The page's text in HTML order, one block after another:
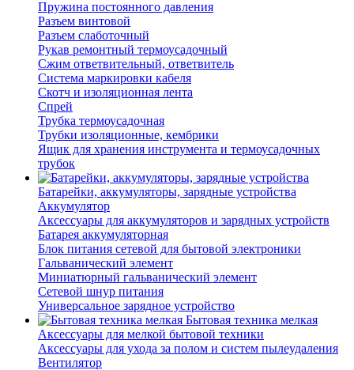
Пружина постоянного давления
Разъем винтовой
Разъем слаботочный
Рукав ремонтный термоусадочный
Сжим ответвительный, ответвитель
Система маркировки кабеля
Скотч и изоляционная лента
Спрей
Трубка термоусадочная
Трубки изоляционные, кембрики
Ящик для хранения инструмента и термоусадочных
трубок
Батарейки, аккумуляторы, зарядные устройства
Аккумулятор
Аксессуары для аккумуляторов и зарядных устройств
Батарея аккумуляторная
Блок питания сетевой для бытовой электроники
Гальванический элемент
Миниатюрный гальванический элемент
Сетевой шнур питания
Универсальное зарядное устройство
Бытовая техника мелкая
Аксессуары для мелкой бытовой техники
Аксессуары для ухода за полом и систем пылеудаления
Вентилятор